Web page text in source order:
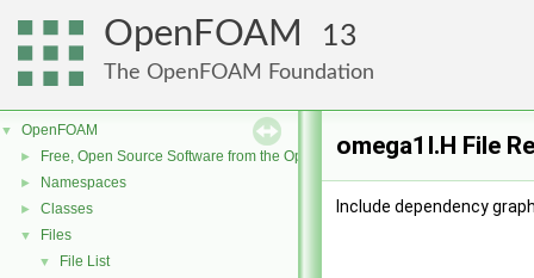
OpenFOAM 13
The OpenFOAM Foundation
▼ OpenFOAM
► Free, Open Source Software from the OpenFOAM Foundation
► Namespaces
► Classes
▼ Files
▼ File List
omega1I.H File
Include dependency